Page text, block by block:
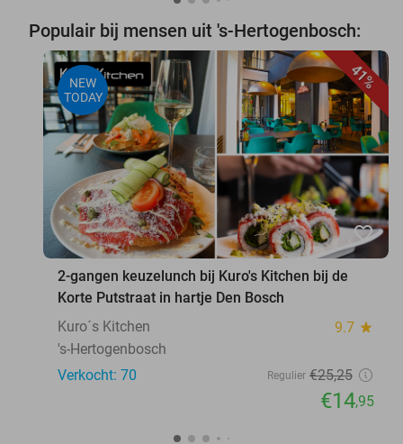
Populair bij mensen uit 's-Hertogenbosch:
41%
NEW
TODAY
favorite_border
2-gangen keuzelunch bij Kuro's Kitchen bij de
Korte Putstraat in hartje Den Bosch
Kuro´s Kitchen
9.7 star
's-Hertogenbosch
Verkocht: 70
Regulier €25,25
€14,95